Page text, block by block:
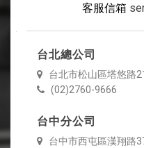
客服信箱
台北總公司
台北市松山區塔悠路
(02)2760-9666
台中分公司
台中市西屯區漢翔路